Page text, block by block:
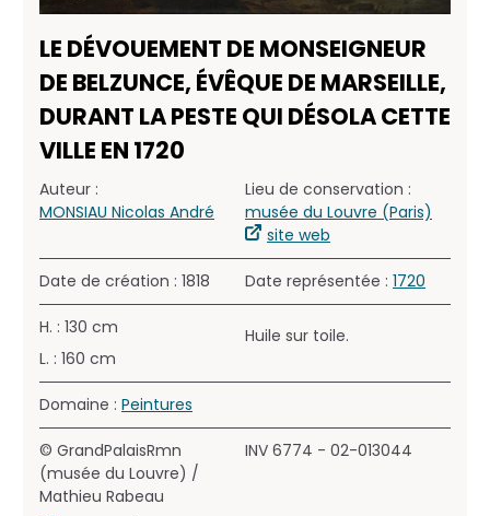
LE DÉVOUEMENT DE MONSEIGNEUR
DE BELZUNCE, ÉVÊQUE DE MARSEILLE,
DURANT LA PESTE QUI DÉSOLA CETTE
VILLE EN 1720
Auteur :
MONSIAU Nicolas André
Lieu de conservation :
musée du Louvre (Paris)
site web
Date de création : 1818 Date représentée : 1720
H. : 130 cm
L. : 160 cm
Huile sur toile.
Domaine : Peintures
© GrandPalaisRmn
(musée du Louvre) /
Mathieu Rabeau
INV 6774 - 02-013044